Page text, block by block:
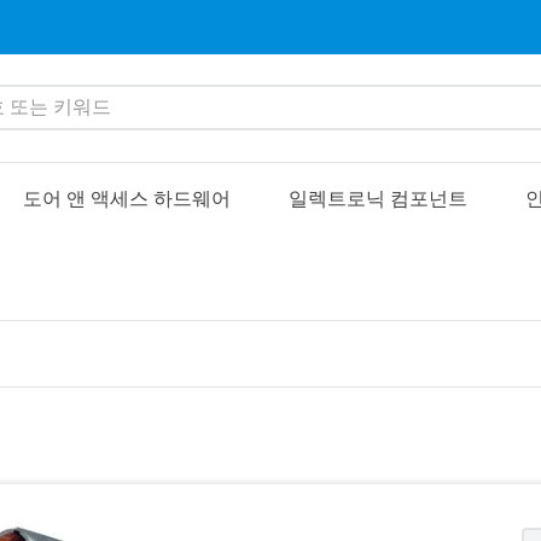
는 키워드
도어 앤 액세스 하드웨어 일렉트로닉 컴포넌트